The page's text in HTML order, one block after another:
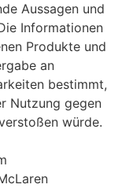
Aussagen und
Informationen
Produkte und
an
bestimmt,
Nutzung gegen
würde.